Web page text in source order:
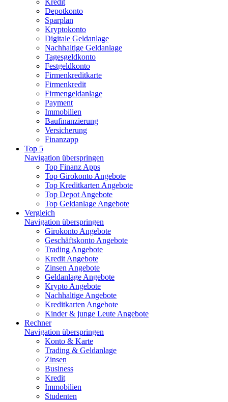
Kredit
Depotkonto
Sparplan
Kryptokonto
Digitale Geldanlage
Nachhaltige Geldanlage
Tagesgeldkonto
Festgeldkonto
Firmenkreditkarte
Firmenkredit
Firmengeldanlage
Payment
Immobilien
Baufinanzierung
Versicherung
Finanzapp
Top 5
Navigation überspringen
Top Finanz Apps
Top Girokonto Angebote
Top Kreditkarten Angebote
Top Depot Angebote
Top Geldanlage Angebote
Vergleich
Navigation überspringen
Girokonto Angebote
Geschäftskonto Angebote
Trading Angebote
Kredit Angebote
Zinsen Angebote
Geldanlage Angebote
Krypto Angebote
Nachhaltige Angebote
Kreditkarten Angebote
Kinder & junge Leute Angebote
Rechner
Navigation überspringen
Konto & Karte
Trading & Geldanlage
Zinsen
Business
Kredit
Immobilien
Studenten